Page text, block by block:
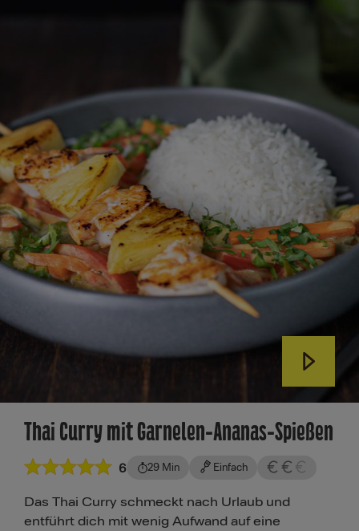
Thai Curry mit Garnelen-Ananas-Spießen
6 29 Min Einfach
Das Thai Curry schmeckt nach Urlaub und
entführt dich mit wenig Aufwand auf eine